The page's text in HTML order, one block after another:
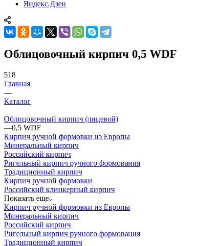
Яндекс.Дзен
Облицовочный кирпич 0,5 WDF
518
Главная
—
Каталог
—
Облицовочный кирпич (лицевой)
—0,5 WDF
Кирпич ручной формовки из Европы
Минеральный кирпич
Российский кирпич
Ригельный кирпич ручного формования
Традиционный кирпич
Кирпич ручной формовки
Российский клинкерный кирпич
Показать еще
Кирпич ручной формовки из Европы
Минеральный кирпич
Российский кирпич
Ригельный кирпич ручного формования
Традиционный кирпич